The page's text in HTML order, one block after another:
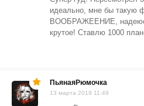
идеально, мне бы такую
ВООБРАЖЕЕНИЕ,
крутое! Ставлю 1000
ПьянаяРюмочка
13 марта 2019 11:49